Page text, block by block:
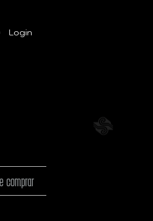
Login
comprar